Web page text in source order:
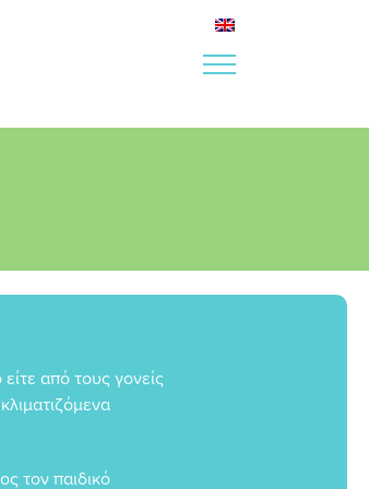
από τους γονείς
τον παιδικό